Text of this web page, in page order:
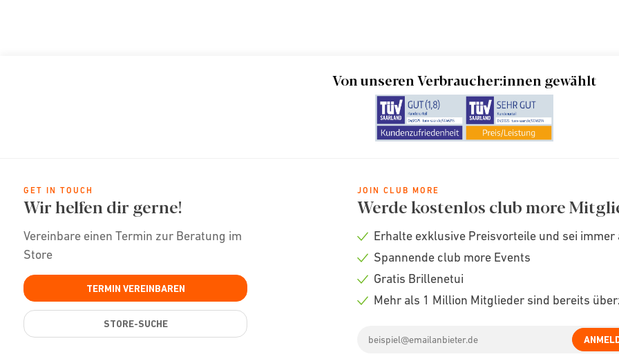
Von unseren Verbraucher:innen gewählt
GET IN TOUCH
Wir helfen dir gerne!
Vereinbare einen Termin zur Beratung im
Store
TERMIN VEREINBAREN
STORE-SUCHE
JOIN CLUB MORE
Werde kostenlos club more
Check
Erhalte exklusive Preisvorteile und sei
Check
Spannende club more Events
Check
Gratis Brillenetui
Mehr als 1 Million Mitglieder sind bereits
address